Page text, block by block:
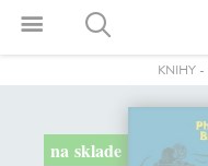
KNIHY -
na sklade